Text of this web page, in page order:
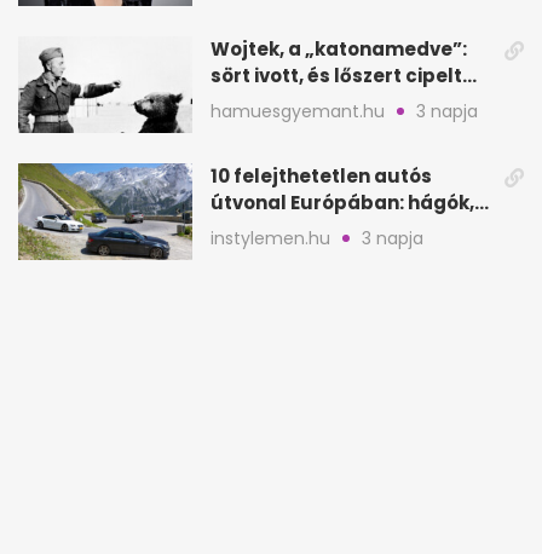
Wojtek, a „katonamedve”:
sört ivott, és lőszert cipelt
Monte Cassinónál
hamuesgyemant.hu 3 napja
10 felejthetetlen autós
útvonal Európában: hágók,
partok, fjordok
instylemen.hu 3 napja